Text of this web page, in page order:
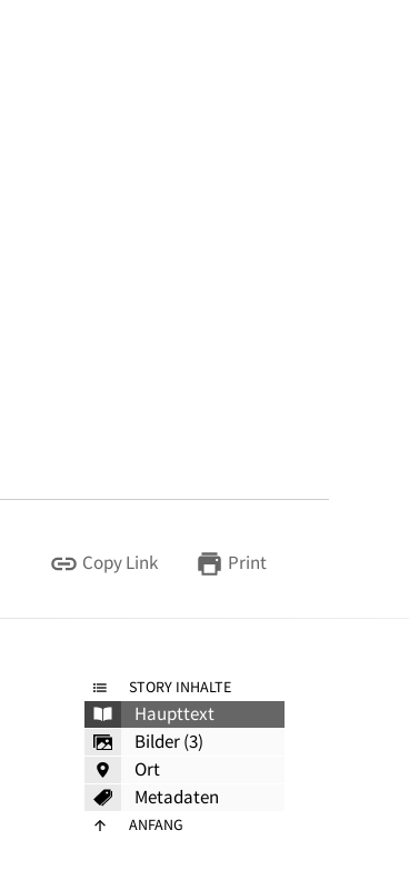
Copy Link Print
STORY INHALTE
Haupttext
Bilder (3)
Ort
Metadaten
ANFANG